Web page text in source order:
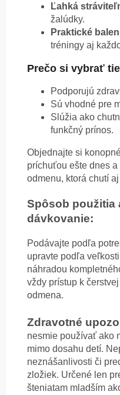
Ľahká
žalúdky.
Praktické
tréningy aj
Prečo si vybrať
Podporujú
Sú vhodné pre
Slúžia ako
funkčný prínos.
Objednajte si
príchuťou ešte dnes
odmenu, ktorá chutí
Spôsob použitia
dávkovanie:
Podávajte podľa
upravte podľa
náhradou
vždy prístup k
odmena.
Zdravotné
nesmie používať ako
mimo dosahu detí.
neznášanlivosti či
zložiek. Určené len
šteniatam mladším